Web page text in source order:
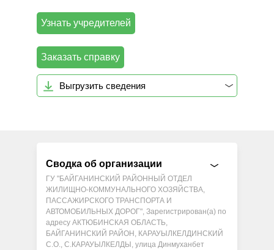
Узнать учредителей
Заказать справку
Выгрузить сведения
Сводка об организации
ГУ "БАЙГАНИНСКИЙ РАЙОННЫЙ ОТДЕЛ
ЖИЛИЩНО-КОММУНАЛЬНОГО ХОЗЯЙСТВА,
ПАССАЖИРСКОГО ТРАНСПОРТА И
АВТОМОБИЛЬНЫХ ДОРОГ", Зарегистрирован(а) по
адресу АКТЮБИНСКАЯ ОБЛАСТЬ,
БАЙГАНИНСКИЙ РАЙОН, КАРАУЫЛКЕЛДИНСКИЙ
С.О., С.КАРАУЫЛКЕЛДЫ, улица Динмуханбет